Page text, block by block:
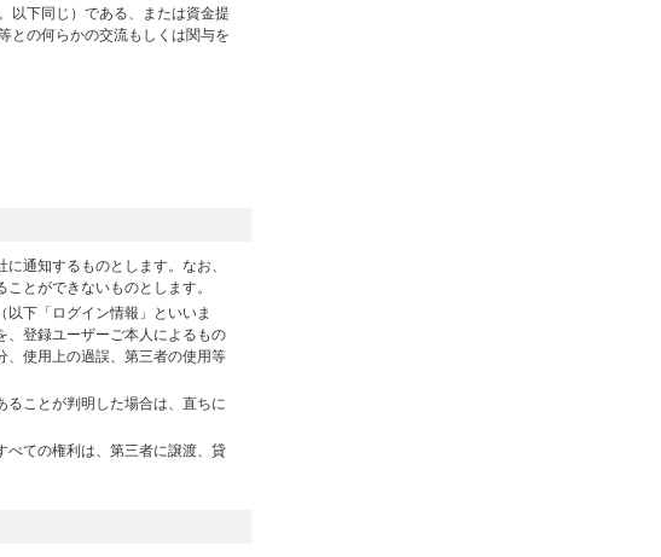
以下同じ）である、または資金提
との何らかの交流もしくは関与を
通知するものとします。なお、
とができないものとします。
下「ログイン情報」といいま
、登録ユーザーご本人によるもの
、使用上の過誤、第三者の使用等
ことが判明した場合は、直ちに
べての権利は、第三者に譲渡、貸